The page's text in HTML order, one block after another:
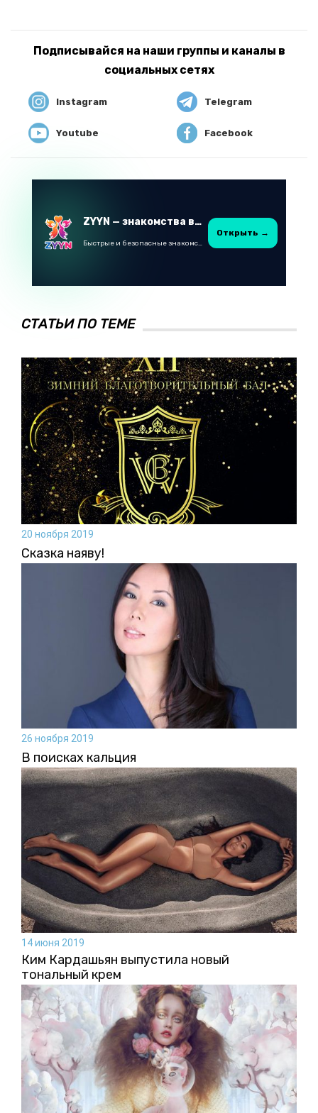
Подписывайся на наши группы и каналы в
социальных сетях
Instagram Telegram
Youtube Facebook
ZYYN — знакомства в Казахстане
Быстрые и безопасные знакомства в Telegram
Открыть →
СТАТЬИ ПО ТЕМЕ
20 ноября 2019
Сказка наяву!
26 ноября 2019
В поисках кальция
14 июня 2019
Ким Кардашьян выпустила новый
тональный крем